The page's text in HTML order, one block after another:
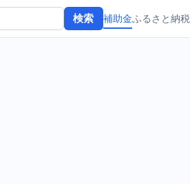
検索 補助金ふるさと納税